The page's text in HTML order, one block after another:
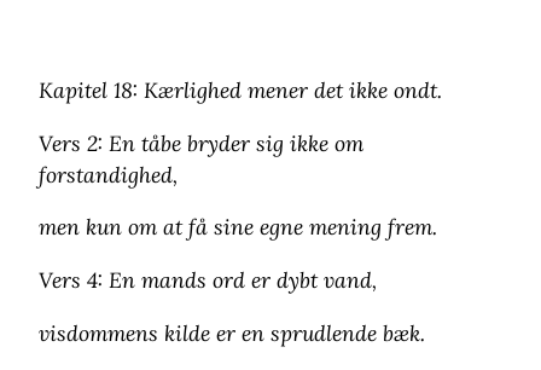
Kapitel 18: Kærlighed mener det ikke ondt.
Vers 2: En tåbe bryder sig ikke om
forstandighed,
men kun om at få sine egne mening frem.
Vers 4: En mands ord er dybt vand,
visdommens kilde er en sprudlende bæk.